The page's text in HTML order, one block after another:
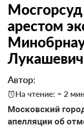
арестом
Лукашевич
Автор:
На чтение: ≈ 2
Московский
апелляции об